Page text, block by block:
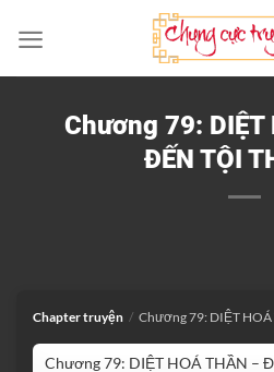
qua
nội
Chương 79: DIỆT
ĐẾN TỘI
Chapter truyện / Chương 79: DIỆT